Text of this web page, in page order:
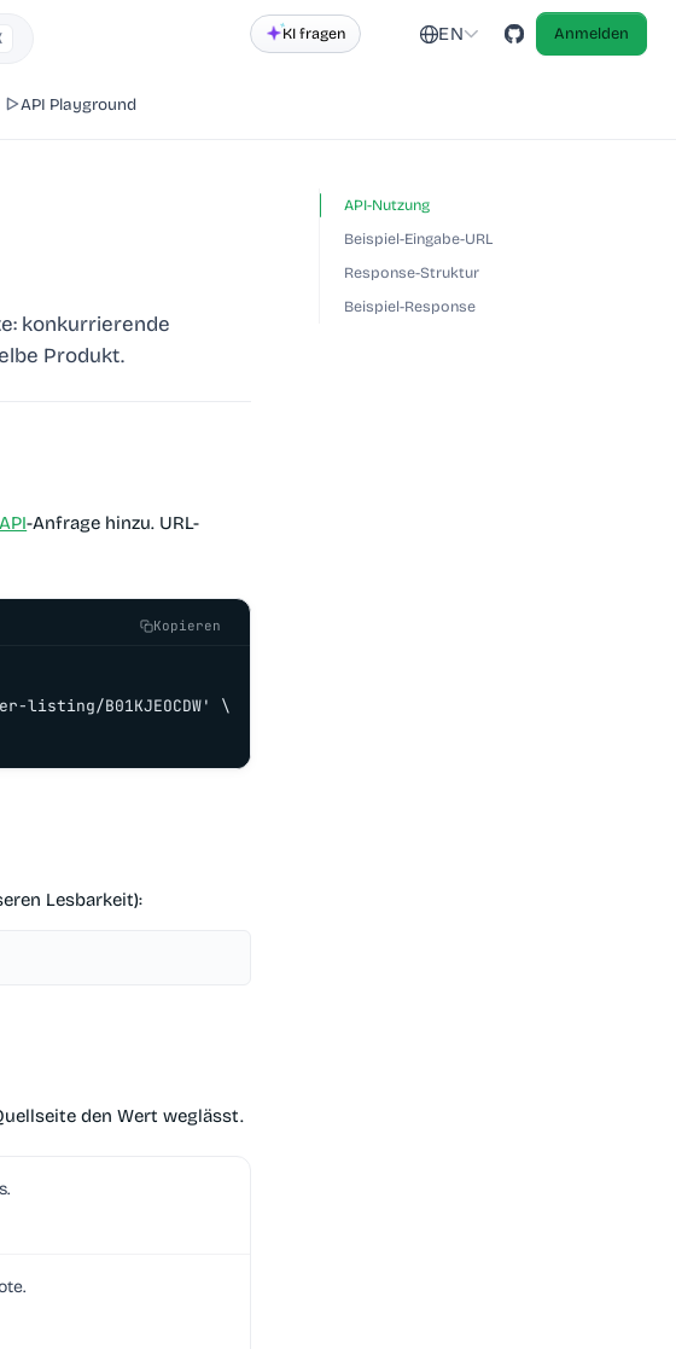
KI fragen EN Anmelden
API Playground
konkurrierende
Produkt.
-Anfrage hinzu. URL-
Kopieren
listing/B01KJEOCDW' \
Lesbarkeit):
den Wert weglässt.
API-Nutzung
Beispiel-Eingabe-URL
Response-Struktur
Beispiel-Response